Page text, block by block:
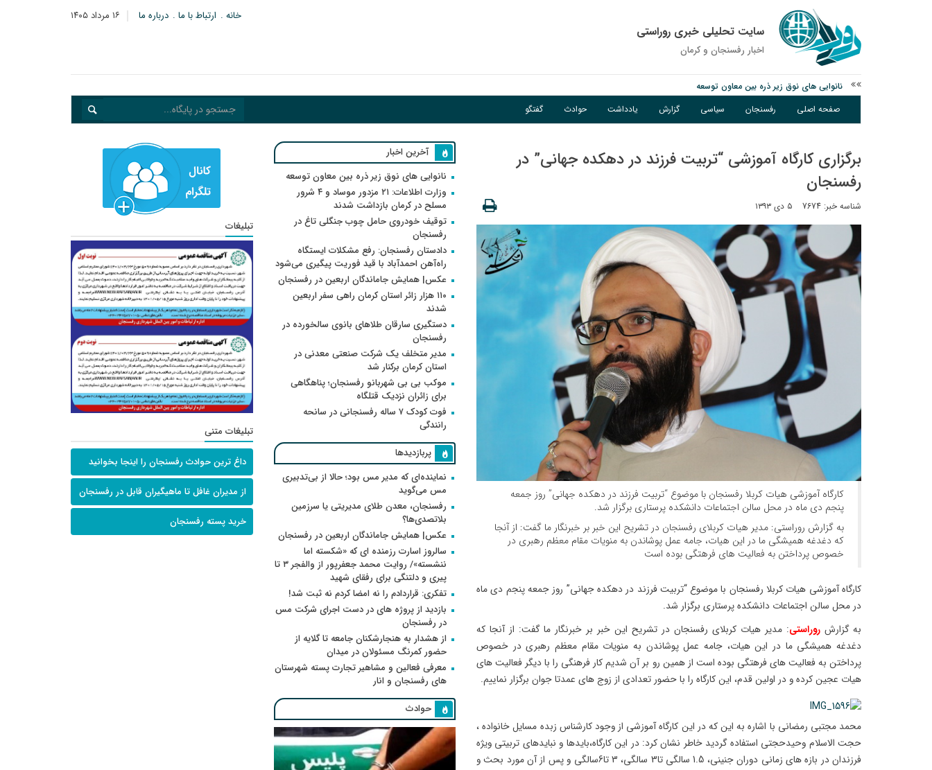
۱۶ مرداد ۱۴۰۵ خانه ارتباط با ما درباره ما
سایت تحلیلی خبری روراستی
اخبار رفسنجان و كرمان
نانوایی های نوق زیر ذره بین معاون توسعه
وزارت اطلاعات: ۲۱ مزدور موساد و ۴ شرور مسلح در کرمان بازداشت شدند
توقیف خودروی حامل چوب جنگلی تاغ در رفسنجان
صفحه اصلی رفسنجان سیاسی گزارش یادداشت حوادث گفتگو
برگزاری کارگاه آموزشی “تربیت فرزند در دهکده جهانی” در
رفسنجان
شناسه خبر: 7674 ۵ دی ۱۳۹۳
کارگاه آموزشی هیات کربلا رفسنجان با موضوع “تربیت فرزند در دهکده جهانی” روز جمعه
پنجم دی ماه در محل سالن اجتماعات دانشکده پرستاری برگزار شد.
به گزارش روراستی: مدیر هیات کربلای رفسنجان در تشریح این خبر بر خبرنگار ما گفت: از آنجا
که دغدغه همیشگی ما در این هیات، جامه عمل پوشاندن به منویات مقام معظم رهبری در
خصوص پرداختن به فعالیت های فرهتگی بوده است
کارگاه آموزشی هیات کربلا رفسنجان با موضوع “تربیت فرزند در دهکده جهانی” روز جمعه پنجم دی ماه
در محل سالن اجتماعات دانشکده پرستاری برگزار شد.
به گزارش روراستی: مدیر هیات کربلای رفسنجان در تشریح این خبر بر خبرنگار ما گفت: از آنجا که
دغدغه همیشگی ما در این هیات، جامه عمل پوشاندن به منویات مقام معظم رهبری در خصوص
پرداختن به فعالیت های فرهتگی بوده است از همین رو بر آن شدیم کار فرهنگی را با دیگر فعالیت های
هیات عجین کرده و در اولین قدم، این کارگاه را با حضور تعدادی از زوج های عمدتا جوان برگزار نماییم.
محمد مجتبی رمضانی با اشاره به این که در این کارگاه آموزشی از وجود کارشناس زبده مسایل خانواده ،
حجت الاسلام وحیدحجتی استفاده گردید خاطر نشان کرد: در این کارگاه،بایدها و نبایدهای تربیتی ویژه
فرزندان در بازه های زمانی دوران جنینی، 1.5 سالگی تا3 سالگی، 3 تا6سالگی و پس از آن مورد بحث و
آخرین اخبار
نانوایی های نوق زیر ذره بین معاون توسعه
وزارت اطلاعات: ۲۱ مزدور موساد و ۴ شرور
مسلح در کرمان بازداشت شدند
توقیف خودروی حامل چوب جنگلی تاغ در
رفسنجان
دادستان رفسنجان: رفع مشکلات ایستگاه
راه‌آهن احمدآباد با قید فوریت پیگیری می‌شود
عکس| همایش جاماندگان اربعین در رفسنجان
۱۱۰ هزار زائر استان کرمان راهی سفر اربعین
شدند
دستگیری سارقان طلاهای بانوی سالخورده در
رفسنجان
مدیر متخلف یک شرکت صنعتی معدنی در
استان کرمان برکنار شد
موکب بی بی شهربانو رفسنجان؛ پناهگاهی
برای زائران نزدیک قتلگاه
فوت کودک ۷ ساله رفسنجانی در سانحه
رانندگی
پربازدیدها
نماینده‌ای که مدیر مس بود؛ حالا از بی‌تدبیری
مس می‌گوید
رفسنجان، معدن طلای مدیریتی یا سرزمین
بلاتصدی‌ها؟
عکس| همایش جاماندگان اربعین در رفسنجان
سالروز اسارت رزمنده ای که «شکسته اما
ننشسته»/ روایت محمد جعفرپور از والفجر ۳ تا
پیری و دلتنگی برای رفقای شهید
تفکری: قراردادم را نه امضا کردم نه ثبت شد!
بازدید از پروژه های در دست اجرای شرکت مس
در رفسنجان
از هشدار به هنجارشکنان جامعه تا گلایه از
حضور کمرنگ مسئولان در میدان
معرفی فعالین و مشاهیر تجارت پسته شهرستان
های رفسنجان و انار
حوادث
تبلیغات
تبلیغات متنی
داغ ترین حوادث رفسنجان را اینجا بخوانید
از مدیران غافل تا ماهیگیران قابل در رفسنجان
خرید پسته رفسنجان